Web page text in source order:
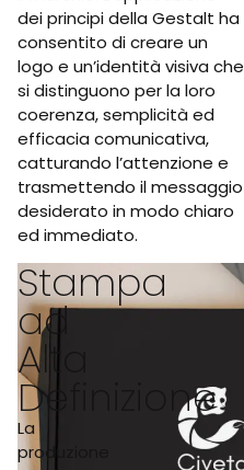
dei principi della Gestalt ha
consentito di creare un
logo e un’identità visiva che
si distinguono per la loro
coerenza, semplicità ed
efficacia comunicativa,
catturando l’attenzione e
trasmettendo il messaggio
desiderato in modo chiaro
ed immediato.
Stampa
ad
Alta
Definizione
La
produzione